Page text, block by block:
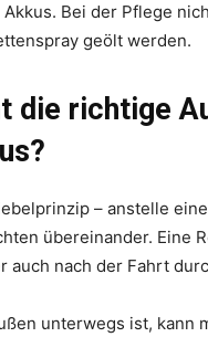
Akkus. Bei der Pflege
geölt werden.
die richtige
– anstelle
übereinander. Eine
auch nach der Fahrt
unterwegs ist, kann